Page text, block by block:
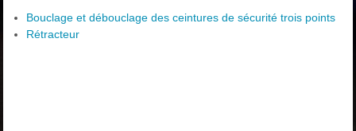
Bouclage et débouclage des ceintures de sécurité trois points
Rétracteur